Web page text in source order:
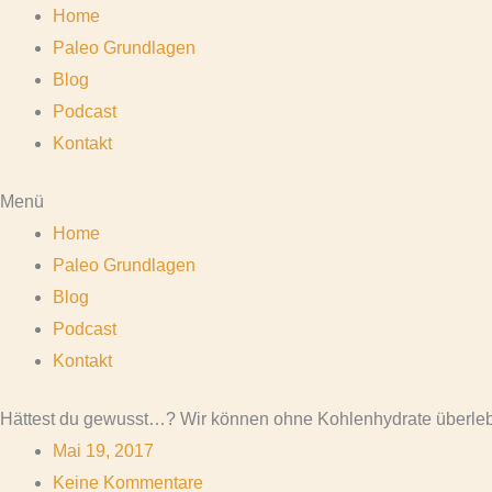
Home
Paleo Grundlagen
Blog
Podcast
Kontakt
Menü
Home
Paleo Grundlagen
Blog
Podcast
Kontakt
Hättest du gewusst…? Wir können ohne Kohlenhydrate
Mai 19, 2017
Keine Kommentare